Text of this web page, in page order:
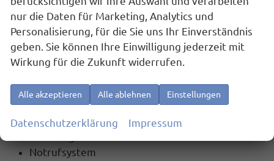
Android Auto
Freisprecheinrichtung
Bluetooth
Sprachsteuerung
App-Connect
Sicherheit
Notrufsystem
nur die Daten für Marketing, Analytics und
Personalisierung, für die Sie uns Ihr Einverständnis
geben. Sie können Ihre Einwilligung jederzeit mit
Wirkung für die Zukunft widerrufen.
Alle akzeptieren Alle ablehnen Einstellungen
Datenschutzerklärung Impressum